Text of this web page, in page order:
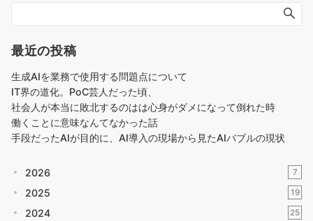
最近の投稿
生成AIを業務で使用する問題点について
IT界の道化。PoC芸人だった頃、
社会人が本当に敗北するのはは心身がダメになって倒れた時
働くことに意味なんてなかった話
手段だったAIが目的に、AI導入の現場から見たAIバブルの現状
2026 7
2025 19
2024 25